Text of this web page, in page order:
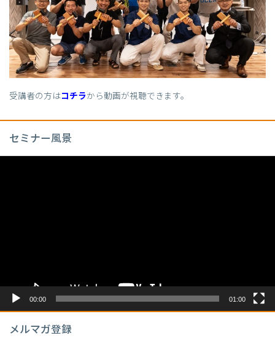
受講者の方はコチラから動画が視聴できます。
セミナー風景
00:00 01:00
メルマガ登録